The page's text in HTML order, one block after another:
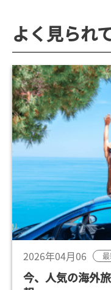
よく見られ
2026年04月06
今、人気の海外